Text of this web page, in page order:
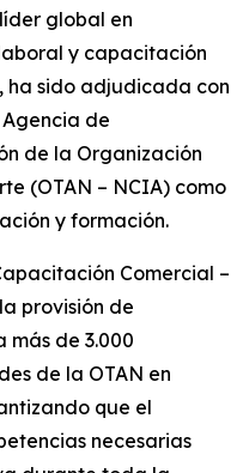
global en
y capacitación
ha sido adjudicada con
de
de la Organización
(OTAN – NCIA) como
y formación.
Comercial –
provisión de
más de 3.000
de la OTAN en
que el
necesarias